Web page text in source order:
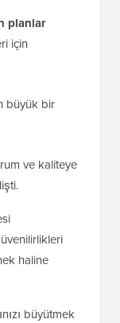
planlar
için
büyük bir
ve kaliteye
haline
büyütmek